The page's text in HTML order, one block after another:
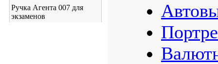
Ручка Агента 007 для
экзаменов